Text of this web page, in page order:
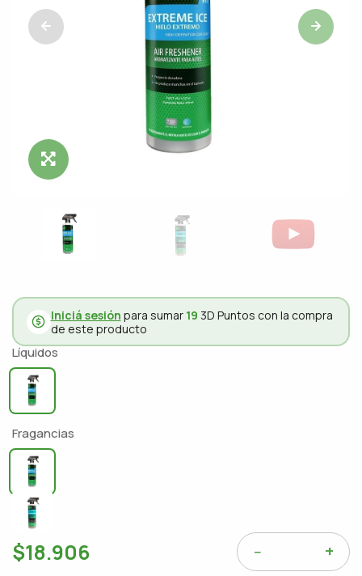
Click para ampliar
Líquidos
Fragancias
$18.906 − +
Iniciá sesión para sumar 19 3D Puntos con la compra
de este producto